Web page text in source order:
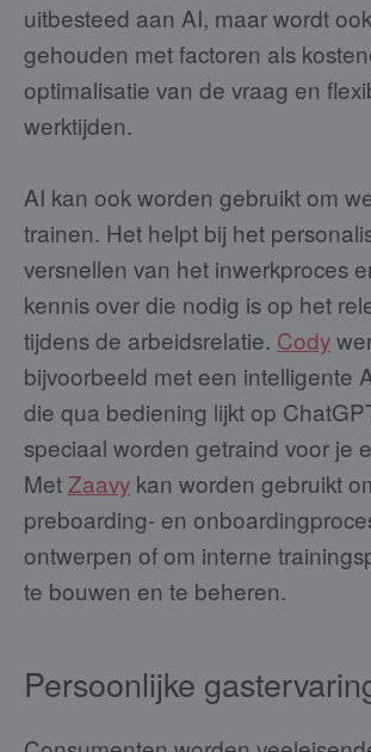
uitbesteed aan AI, maar wordt
gehouden met factoren als
optimalisatie van de vraag en
werktijden.
AI kan ook worden gebruikt om
trainen. Het helpt bij het
versnellen van het inwerkproces
kennis over die nodig is op het
tijdens de arbeidsrelatie. Cody
bijvoorbeeld met een intelligente
die qua bediening lijkt op
speciaal worden getraind voor je
MetZaavy kan worden gebruikt
preboarding- en
ontwerpen of om interne
te bouwen en te beheren.
Persoonlijke